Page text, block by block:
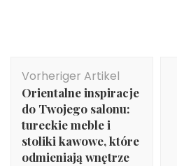
Vorheriger Artikel
Orientalne inspiracje
do Twojego salonu:
tureckie meble i
stoliki kawowe, które
odmieniają wnętrze